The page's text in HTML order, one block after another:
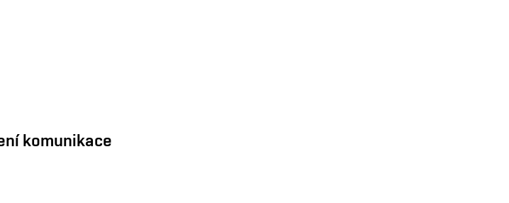
komunikace